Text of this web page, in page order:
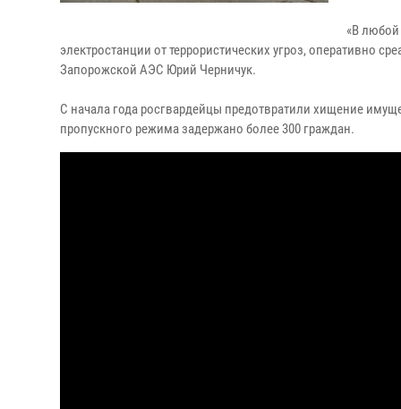
«В
электростанции от террористических угроз, оперативно
Запорожской АЭС Юрий Черничук.
С начала года росгвардейцы предотвратили хищение
пропускного режима задержано более 300 граждан.